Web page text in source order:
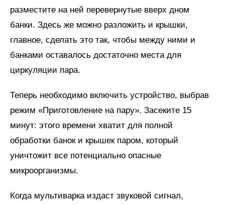
разместите на ней перевернутые вверх дном
банки. Здесь же можно разложить и крышки,
главное, сделать это так, чтобы между ними и
банками оставалось достаточно места для
циркуляции пара.
Теперь необходимо включить устройство, выбрав
режим «Приготовление на пару». Засеките 15
минут: этого времени хватит для полной
обработки банок и крышек паром, который
уничтожит все потенциально опасные
микроорганизмы.
Когда мультиварка издаст звуковой сигнал,